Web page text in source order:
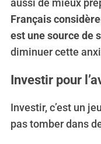
aussi de mieux
Français
est une source de
diminuer cette
Investir pour
Investir, c’est un
pas tomber dans